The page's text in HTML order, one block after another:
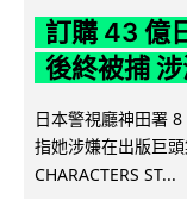
訂購 43 億
後終被捕
日本警視廳神田署
指她涉嫌在出版巨
CHARACTERS ST...